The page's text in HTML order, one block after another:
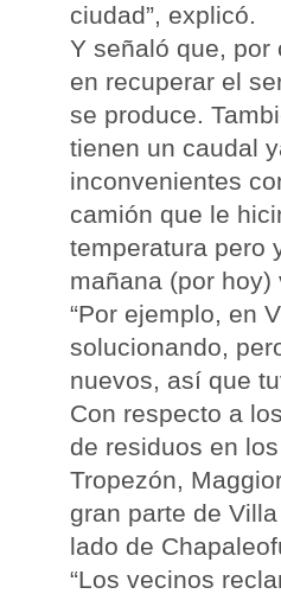
ciudad”, explicó.
Y señaló que,
en recuperar el
se produce.
tienen un caudal
inconvenientes
camión que le
temperatura pero
mañana (por hoy)
“Por ejemplo, en
solucionando,
nuevos, así que
Con respecto a
de residuos en
Tropezón,
gran parte de
lado de
“Los vecinos